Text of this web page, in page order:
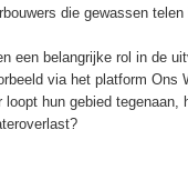
die gewassen telen
een belangrijke rol in de
via het platform Ons
hun gebied